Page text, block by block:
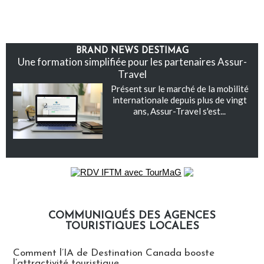
BRAND NEWS DESTIMAG
Une formation simplifiée pour les partenaires Assur-
Travel
Présent sur le marché de la mobilité
internationale depuis plus de vingt
ans, Assur-Travel s'est...
COMMUNIQUÉS DES AGENCES
TOURISTIQUES LOCALES
Comment l’IA de Destination Canada booste